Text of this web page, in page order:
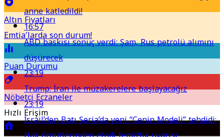
Altın Fiyatları
Emtia'larda son durum!
Puan Durumu
Nöbetçi Eczaneler
Hızlı Erişim
anne katledildi!
16:57
ABD baskısı sonuç verdi: Şam, Rus petrolü alımını
düşürecek
23:19
Trump: İran ile müzakerelere başlayacağız
23:19
İsrail’den Batı Şeria’da yeni “Cenin Modeli” tehdidi: